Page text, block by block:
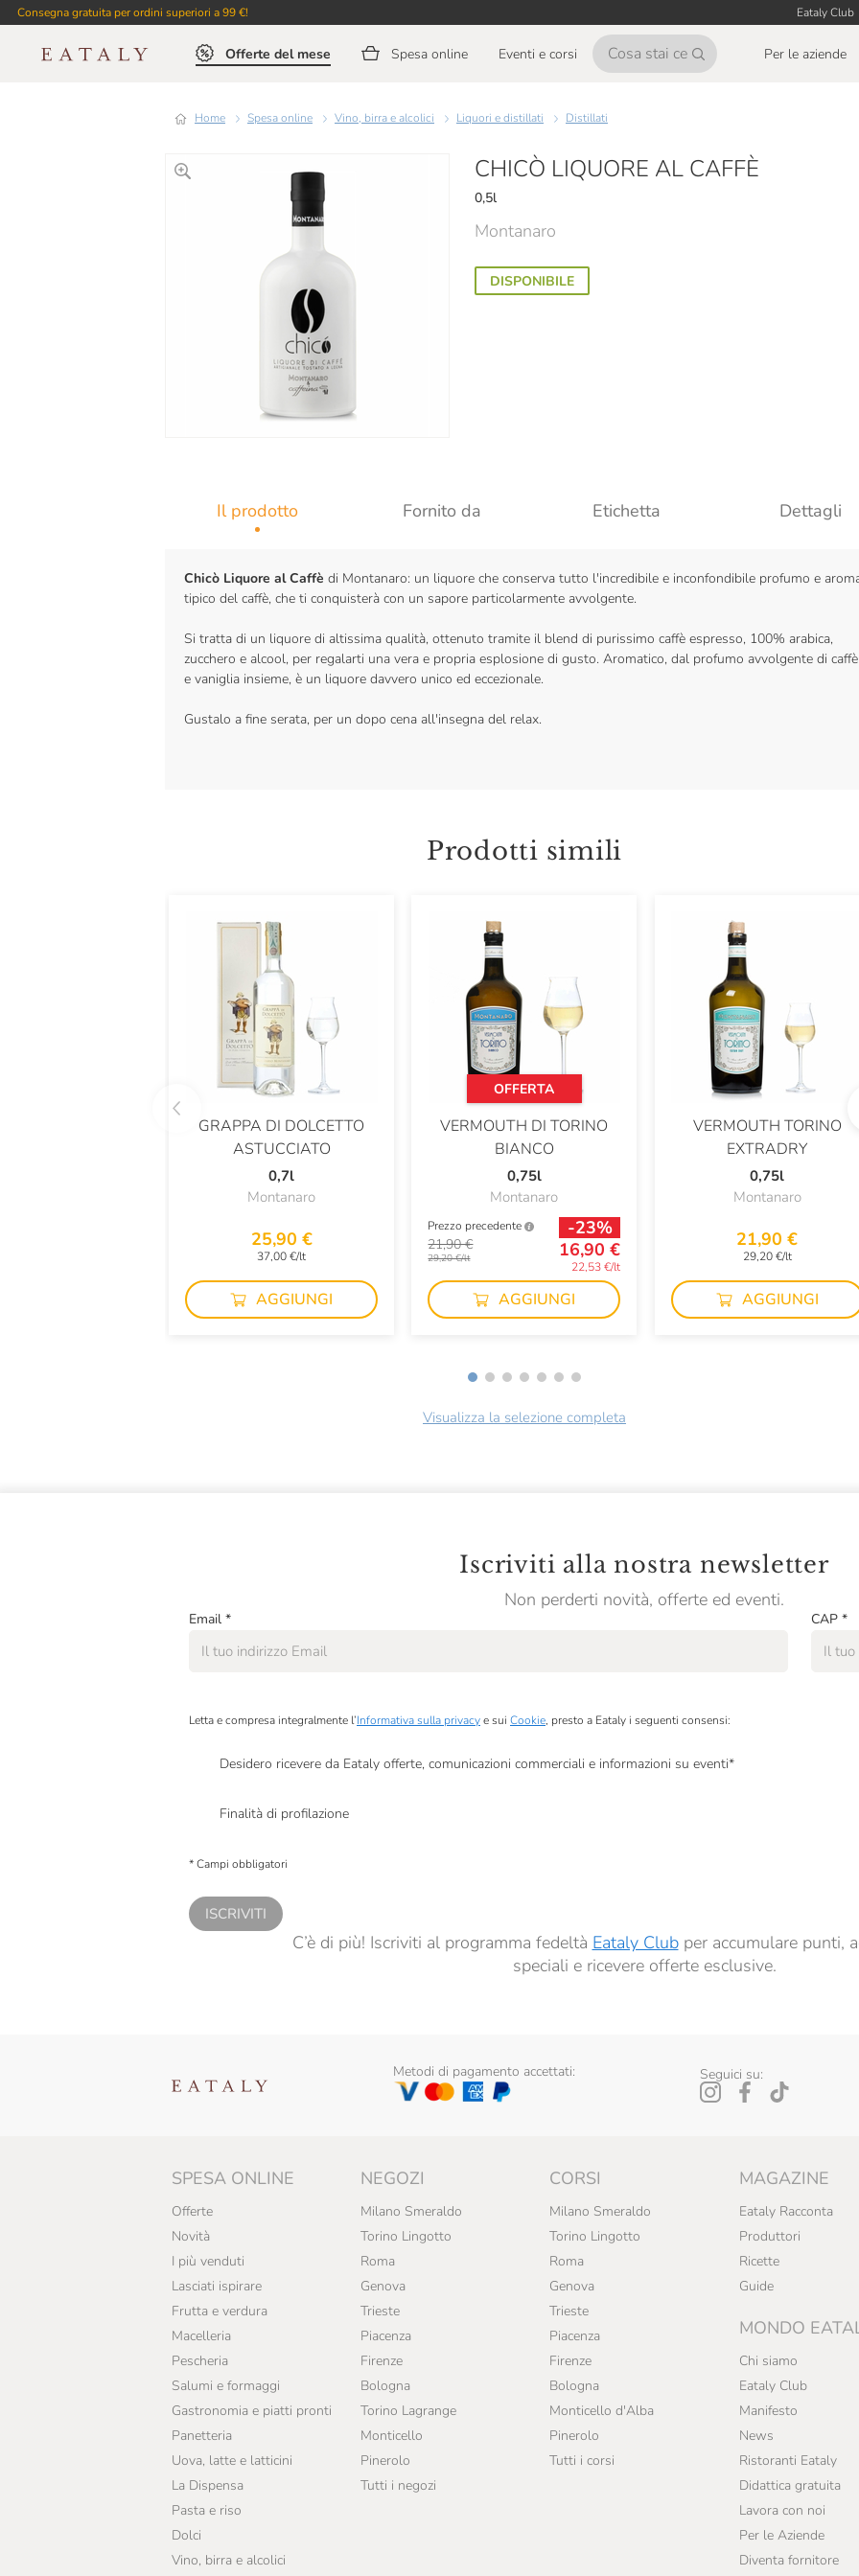
Consegna gratuita per ordini superiori a 99 €! Eataly Club
Offerte del mese Spesa online Eventi e corsi Per le aziende
Home Spesa online Vino, birra e alcolici Liquori e distillati Distillati
CHICÒ LIQUORE AL CAFFÈ
0,5l
Montanaro
DISPONIBILE
Il prodotto Fornito da Etichetta Dettagli
Chicò Liquore al Caffè di Montanaro: un liquore che conserva tutto l'incredibile e inconfondibile profumo e
tipico del caffè, che ti conquisterà con un sapore particolarmente avvolgente.
Si tratta di un liquore di altissima qualità, ottenuto tramite il blend di purissimo caffè espresso, 100% arabica,
zucchero e alcool, per regalarti una vera e propria esplosione di gusto. Aromatico, dal profumo avvolgente di caffè
e vaniglia insieme, è un liquore davvero unico ed eccezionale.
Gustalo a fine serata, per un dopo cena all'insegna del relax.
Prodotti simili
GRAPPA DI DOLCETTO
ASTUCCIATO
0,7l
Montanaro
25,90 €
37,00 €/lt
AGGIUNGI
OFFERTA
VERMOUTH DI TORINO
BIANCO
0,75l
Montanaro
Prezzo precedente
21,90 €
29,20 €/lt
-23%
16,90 €
22,53 €/lt
AGGIUNGI
VERMOUTH TORINO
EXTRADRY
0,75l
Montanaro
21,90 €
29,20 €/lt
AGGIUNGI
Visualizza la selezione completa
Iscriviti alla nostra newsletter
Non perderti novità, offerte ed eventi.
Email * CAP *
Letta e compresa integralmente l’Informativa sulla privacye sui Cookie, presto a Eataly i seguenti consensi:
Desidero ricevere da Eataly offerte, comunicazioni commerciali e informazioni su eventi*
Finalità di profilazione
* Campi obbligatori
ISCRIVITI
C’è di più! Iscriviti al programma fedeltà Eataly Clubper accumulare punti,
speciali e ricevere offerte esclusive.
Metodi di pagamento accettati: Seguici su:
SPESA ONLINE
Offerte
Novità
I più venduti
Lasciati ispirare
Frutta e verdura
Macelleria
Pescheria
Salumi e formaggi
Gastronomia e piatti pronti
Panetteria
Uova, latte e latticini
La Dispensa
Pasta e riso
Dolci
Vino, birra e alcolici
NEGOZI
Milano Smeraldo
Torino Lingotto
Roma
Genova
Trieste
Piacenza
Firenze
Bologna
Torino Lagrange
Monticello
Pinerolo
Tutti i negozi
CORSI
Milano Smeraldo
Torino Lingotto
Roma
Genova
Trieste
Piacenza
Firenze
Bologna
Monticello d'Alba
Pinerolo
Tutti i corsi
MAGAZINE
Eataly Racconta
Produttori
Ricette
Guide
MONDO
Chi siamo
Eataly Club
Manifesto
News
Ristoranti Eataly
Didattica gratuita
Lavora con noi
Per le Aziende
Diventa fornitore